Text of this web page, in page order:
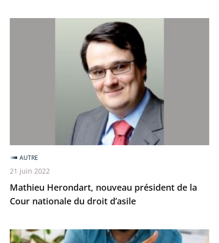
droit
d’asile
Mathieu Herondart, nouveau président de la
Cour nationale du droit d’asile
AUTRE
21 juin 2022
Retour